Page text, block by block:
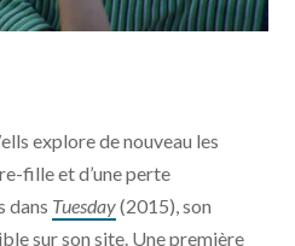
explore de nouveau les
fille et d’une perte
dans Tuesday(2015), son
sur son site. Une première